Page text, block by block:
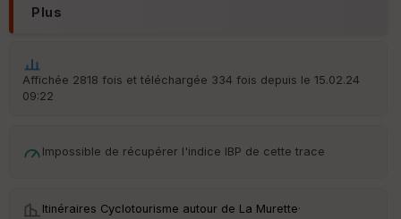
Plus
Affichée 2818 fois et téléchargée 334 fois depuis le 15.02.24
09:22
Impossible de récupérer l'indice IBP de cette trace
Itinéraires Cyclotourisme autour de La Murette·